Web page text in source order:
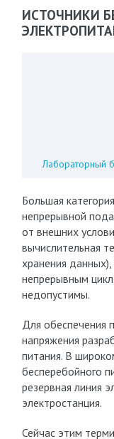
ИСТОЧНИКИ
Лабораторный
Большая
непрерывной
от внешних
вычислительная
хранения
непрерывным
недопустимы.
Для обеспечения
напряжения
питания. В
бесперебойного
резервная линия
электростанция.
Сейчас этим